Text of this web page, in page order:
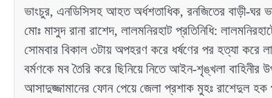
ভাংচুর, এনডিসিসহ আহত অর্ধশতাধিক, রনজিতের বাড়ী-ঘর
মোঃ মাসুদ রানা রাশেদ, লালমনিরহাট প্রতিনিধি:
সোমবার বিকাল ৩টায় অপহরণ করে ধর্ষণের পর হত্যা করে
বর্মণকে মব তৈরি করে ছিনিয়ে নিতে আইন-শৃঙ্খলা
আসাদুজ্জামানের ফোন পেয়ে জেলা প্রশাক মুহঃ রাশেদুল হক